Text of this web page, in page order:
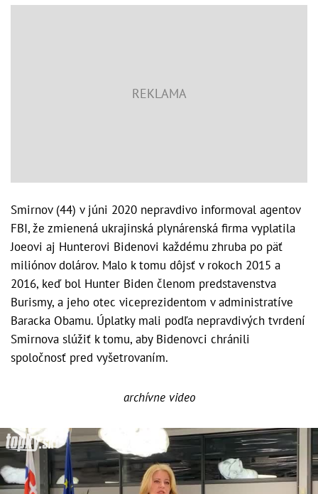
Smirnov (44) v júni 2020 nepravdivo informoval agentov
FBI, že zmienená ukrajinská plynárenská firma vyplatila
Joeovi aj Hunterovi Bidenovi každému zhruba po päť
miliónov dolárov. Malo k tomu dôjsť v rokoch 2015 a
2016, keď bol Hunter Biden členom predstavenstva
Burismy, a jeho otec viceprezidentom v administratíve
Baracka Obamu. Úplatky mali podľa nepravdivých tvrdení
Smirnova slúžiť k tomu, aby Bidenovci chránili
spoločnosť pred vyšetrovaním.
archívne video